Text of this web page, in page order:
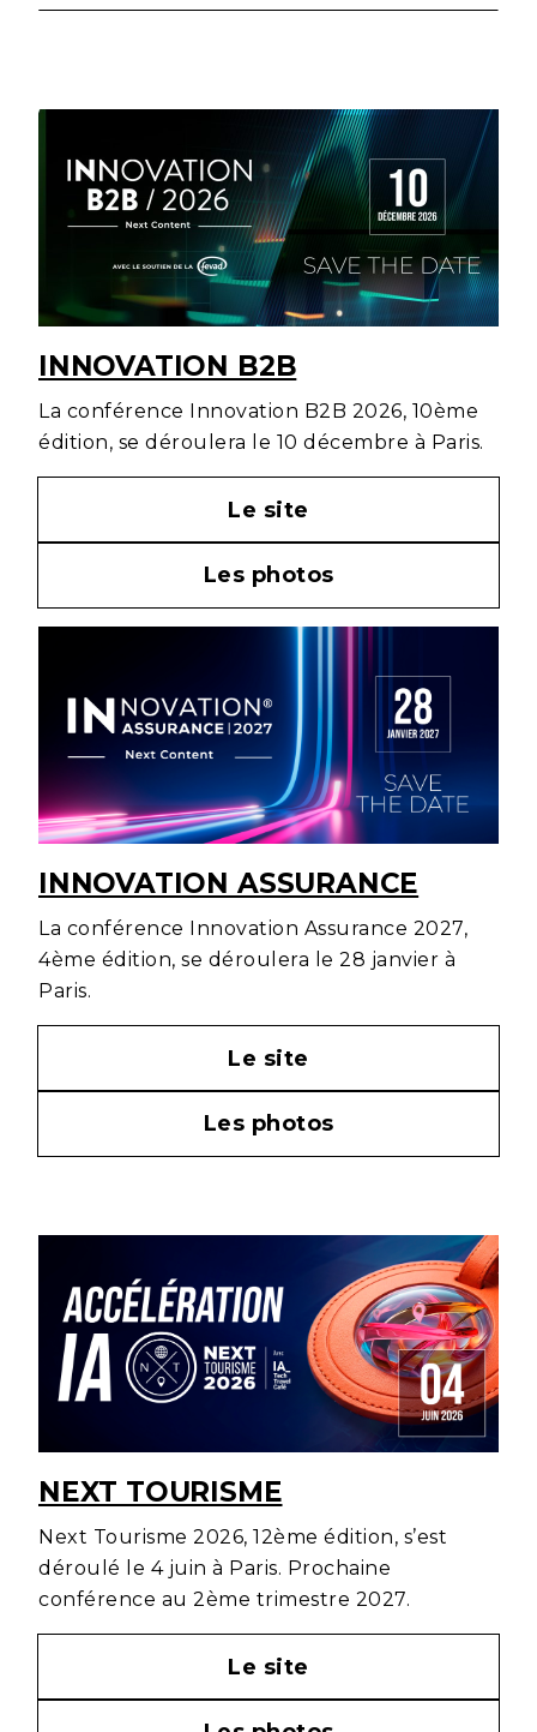
INNOVATION B2B
La conférence Innovation B2B 2026, 10ème
édition, se déroulera le 10 décembre à Paris.
Le site
Les photos
INNOVATION ASSURANCE
La conférence Innovation Assurance 2027,
4ème édition, se déroulera le 28 janvier à
Paris.
Le site
Les photos
NEXT TOURISME
Next Tourisme 2026, 12ème édition, s’est
déroulé le 4 juin à Paris. Prochaine
conférence au 2ème trimestre 2027.
Le site